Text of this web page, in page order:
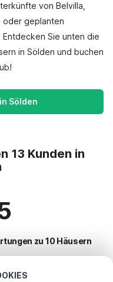
von Belvilla,
oder geplanten
Sie unten die
in Sölden und buchen
Sölden
13 Kunden in
zu 10 Häusern